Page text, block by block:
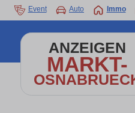
Event Auto Immo
ANZEIGEN
MARKT-